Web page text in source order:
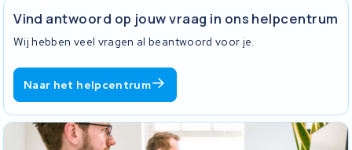
Vind antwoord op jouw vraag in ons helpcentrum
Wij hebben veel vragen al beantwoord voor je.
Naar het helpcentrum